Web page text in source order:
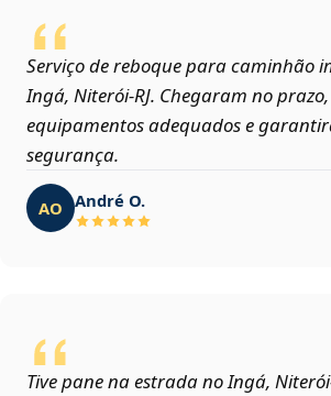
Serviço de reboque para caminhão
Ingá, Niterói‑RJ. Chegaram no
equipamentos adequados e
segurança.
AO André O.
Tive pane na estrada no Ingá,